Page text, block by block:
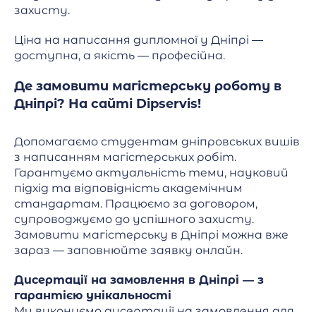
захисту.
Ціна на написання дипломної у Дніпрі —
доступна, а якість — професійна.
Де замовити магістерську роботу в
Дніпрі? На сайті Dipservis!
Допомагаємо студентам дніпровських вишів
з написанням магістерських робіт.
Гарантуємо актуальність теми, науковий
підхід та відповідність академічним
стандартам. Працюємо за договором,
супроводжуємо до успішного захисту.
Замовити магістерську в Дніпрі можна вже
зараз — заповнюйте заявку онлайн.
Дисертації на замовлення в Дніпрі — з
гарантією унікальності